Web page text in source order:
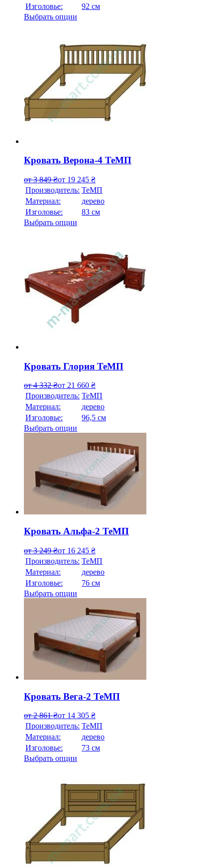
Изголовье:
92 см
Выбрать опции
Кровать Верона-4 ТеМП
от3 849₴от 19 245 ₴
Производитель: ТеМП
Материал:
дерево
Изголовье:
83 см
Выбрать опции
Кровать Глория ТеМП
от4 332₴от 21 660 ₴
Производитель: ТеМП
Материал:
дерево
Изголовье:
96,5 см
Выбрать опции
Кровать Альфа-2 ТеМП
от3 249₴от 16 245 ₴
Производитель: ТеМП
Материал:
дерево
Изголовье:
76 см
Выбрать опции
Кровать Вега-2 ТеМП
от2 861₴от 14 305 ₴
Производитель: ТеМП
Материал:
дерево
Изголовье:
73 см
Выбрать опции